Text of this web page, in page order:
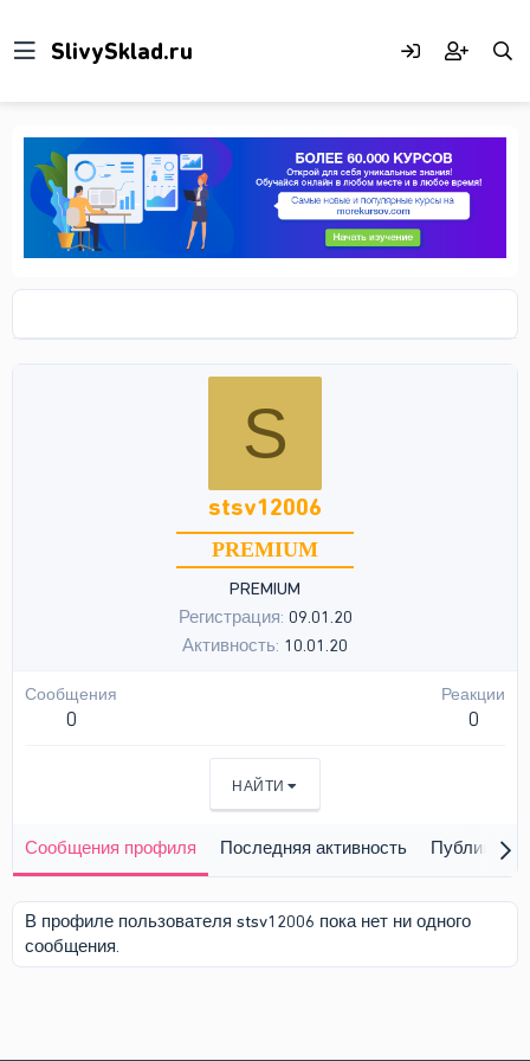
S
stsv12006
PREMIUM
PREMIUM
Регистрация 09.01.20
Активность 10.01.20
Сообщения
0
Реакции
0
НАЙТИ
Сообщения профиля Последняя активность Публикации
В профиле пользователя stsv12006 пока нет ни одного
сообщения.